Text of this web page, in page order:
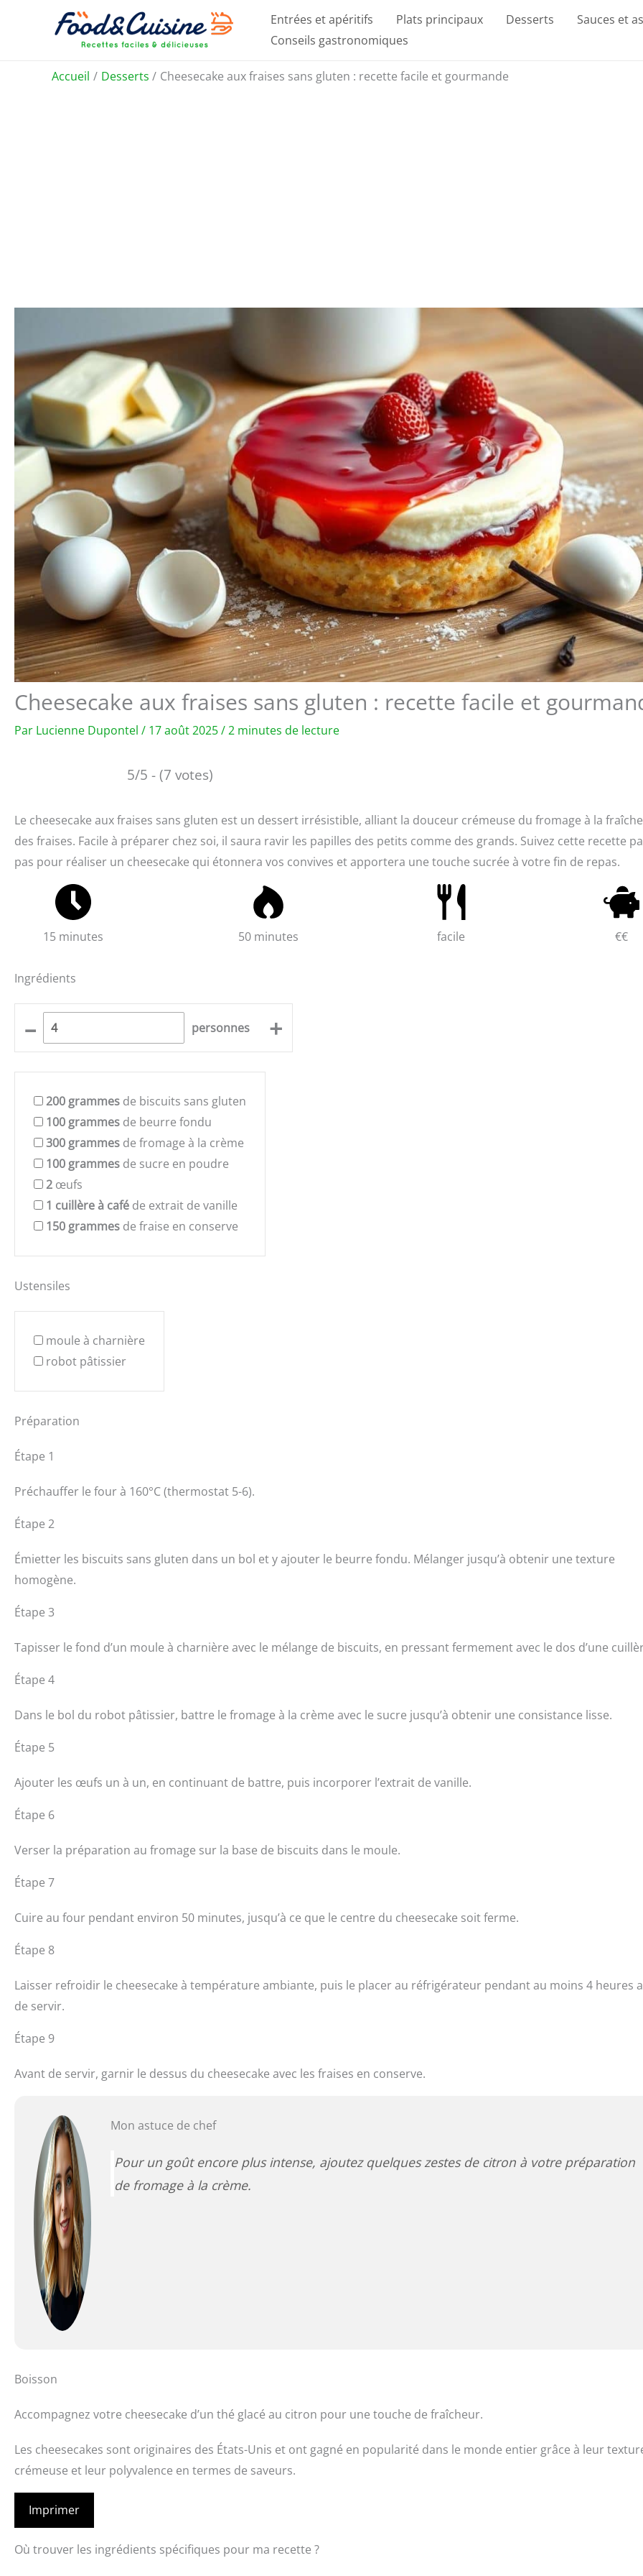
Entrées et apéritifs Plats principaux Desserts
Sauces et
Conseils gastronomiques
Accueil Desserts Cheesecake aux fraises sans gluten : recette facile et gourmande
Cheesecake aux fraises sans gluten : recette facile et
Par Lucienne Dupontel / 17 août 2025/2 minutes de lecture
5/5 - (7 votes)
Le cheesecake aux fraises sans gluten est un dessert irrésistible, alliant la douceur crémeuse du fromage à la
des fraises. Facile à préparer chez soi, il saura ravir les papilles des petits comme des grands. Suivez cette recette
pas pour réaliser un cheesecake qui étonnera vos convives et apportera une touche sucrée à votre fin de repas.
15 minutes 50 minutes facile €€
Ingrédients
– personnes +
200 grammes de biscuits sans gluten
100 grammes de beurre fondu
300 grammes de fromage à la crème
100 grammes de sucre en poudre
2 œufs
1 cuillère à café de extrait de vanille
150 grammes de fraise en conserve
Ustensiles
moule à charnière
robot pâtissier
Préparation
Étape 1
Préchauffer le four à 160°C (thermostat 5-6).
Étape 2
Émietter les biscuits sans gluten dans un bol et y ajouter le beurre fondu. Mélanger jusqu’à obtenir une texture
homogène.
Étape 3
Tapisser le fond d’un moule à charnière avec le mélange de biscuits, en pressant fermement avec le dos d’une
Étape 4
Dans le bol du robot pâtissier, battre le fromage à la crème avec le sucre jusqu’à obtenir une consistance lisse.
Étape 5
Ajouter les œufs un à un, en continuant de battre, puis incorporer l’extrait de vanille.
Étape 6
Verser la préparation au fromage sur la base de biscuits dans le moule.
Étape 7
Cuire au four pendant environ 50 minutes, jusqu’à ce que le centre du cheesecake soit ferme.
Étape 8
Laisser refroidir le cheesecake à température ambiante, puis le placer au réfrigérateur pendant au moins 4 heures
de servir.
Étape 9
Avant de servir, garnir le dessus du cheesecake avec les fraises en conserve.
Mon astuce de chef
Pour un goût encore plus intense, ajoutez quelques zestes de citron à votre préparation
de fromage à la crème.
Boisson
Accompagnez votre cheesecake d’un thé glacé au citron pour une touche de fraîcheur.
Les cheesecakes sont originaires des États-Unis et ont gagné en popularité dans le monde entier grâce à leur
crémeuse et leur polyvalence en termes de saveurs.
Imprimer
Où trouver les ingrédients spécifiques pour ma recette ?